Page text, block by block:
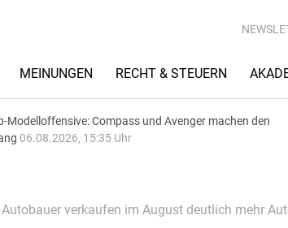
MEINUNGEN RECHT & STEUERN
Modelloffensive: Compass und Avenger machen den
06.08.2026, 15:35 Uhr
Autobauer verkaufen im August deutlich mehr